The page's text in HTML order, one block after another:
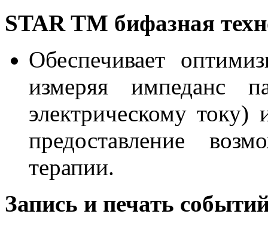
STAR TM бифазная
Обеспечивает
измеряя импеданс
электрическому
предоставление
терапии.
Запись и печать